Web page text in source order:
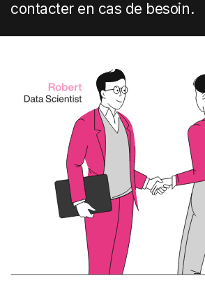
contacter en cas de besoin.